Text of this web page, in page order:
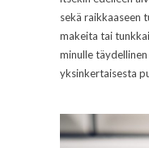
sekä raikkaaseen
makeita tai
minulle
yksinkertaisesta